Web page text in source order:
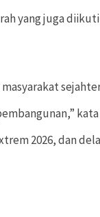
yang juga
kata
2026, dan